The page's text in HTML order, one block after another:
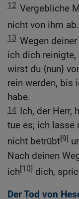
12 Vergebliche
nicht von ihm
13 Wegen
ich dich reinigte,
wirst du {nun}
rein werden, bis
habe.
14 Ich, der Herr,
tue es; ich lasse
nicht betrübt[9]
Nach deinen
ich[10] dich,
Der Tod von